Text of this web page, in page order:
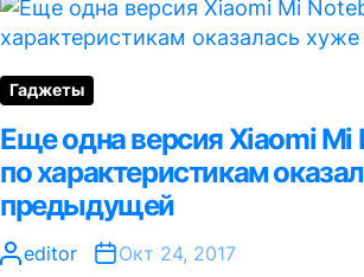
Гаджеты
Еще одна версия Xiaomi Mi
по характеристикам
предыдущей
editor Окт 24, 2017